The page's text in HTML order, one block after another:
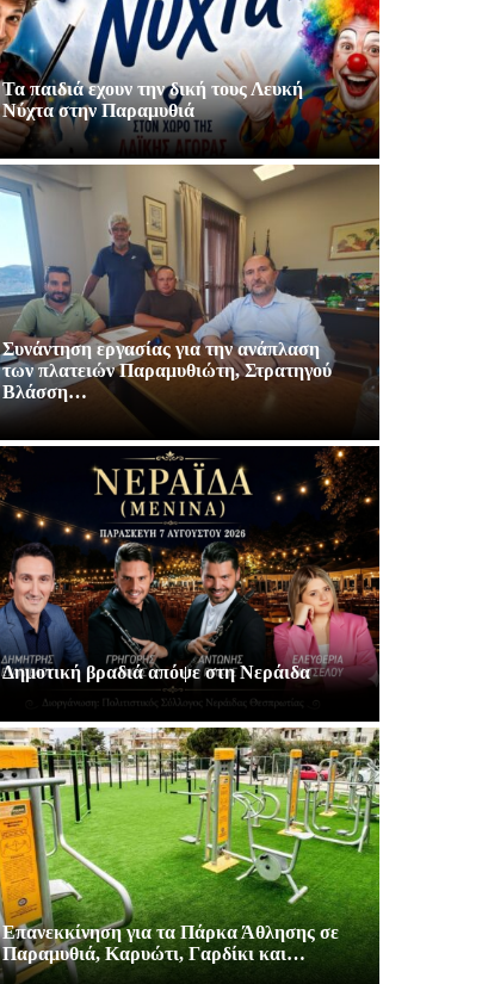
Τα παιδιά εχουν την δική τους Λευκή
Νύχτα στην Παραμυθιά
Συνάντηση εργασίας για την ανάπλαση
των πλατειών Παραμυθιώτη, Στρατηγού
Βλάσση…
Δημοτική βραδιά απόψε στη Νεράιδα
Επανεκκίνηση για τα Πάρκα Άθλησης σε
Παραμυθιά, Καρυώτι, Γαρδίκι και…